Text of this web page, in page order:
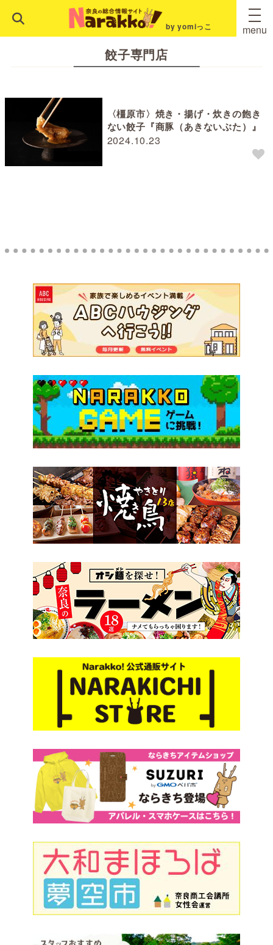
by yomiっこ menu
餃子専門店
2024.10.23
〈橿原市〉焼き・揚げ・炊きの飽き
ない餃子『商豚（あきないぶた）』